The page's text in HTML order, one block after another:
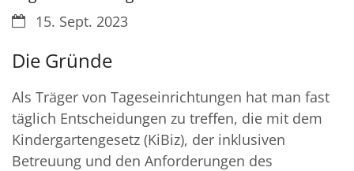
Datum:15. Sept. 2023
Die Gründe
Als Träger von Tageseinrichtungen hat man fast
täglich Entscheidungen zu treﬀen, die mit dem
Kindergartengesetz (KiBiz), der inklusiven
Betreuung und den Anforderungen des